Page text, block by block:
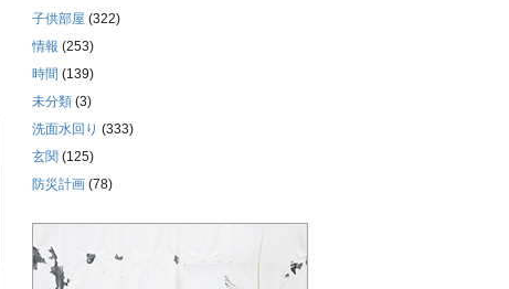
子供部屋 (322)
情報 (253)
時間 (139)
未分類 (3)
洗面水回り (333)
玄関 (125)
防災計画 (78)